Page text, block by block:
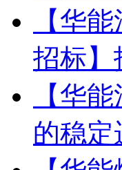
【华
招标】
【华
的稳